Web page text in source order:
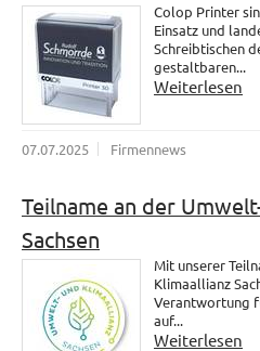
Colop Printer
Einsatz und
Schreibtischen
gestaltbaren...
Weiterlesen
07.07.2025 Firmennews
Teilname an der
Sachsen
Mit unserer
Klimaallianz
Verantwortung
auf...
Weiterlesen